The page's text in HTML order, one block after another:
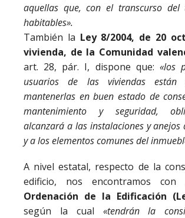
aquellas que, con el transcurso del
habitables».
También la Ley 8/2004, de 20
vivienda, de la Comunidad
art. 28, pár. I, dispone que: «los
usuarios
de las viviendas están
mantenerlas en buen estado de
mantenimiento
y seguridad,
alcanzará a las instalaciones y anejos
yaloselementoscomunesdel
A nivel estatal, respecto de la
edificio, nos encontramos
Ordenación de la Edificación
según la cual «tendrán la